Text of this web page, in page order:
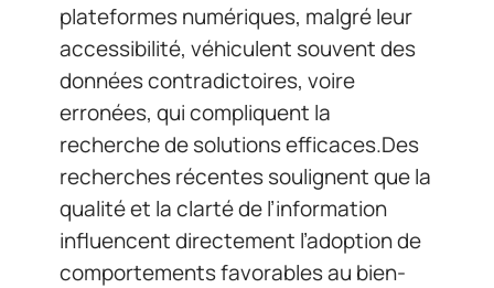
plateformes numériques, malgré leur
accessibilité, véhiculent souvent des
données contradictoires, voire
erronées, qui compliquent la
recherche de solutions efficaces.Des
recherches récentes soulignent que la
qualité et la clarté de l’information
influencent directement l’adoption de
comportements favorables au bien-